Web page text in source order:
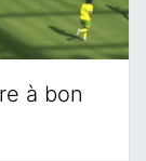
à bon